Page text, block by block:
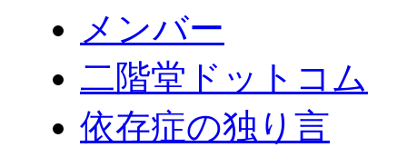
メンバー
二階堂ドットコム
依存症の独り言